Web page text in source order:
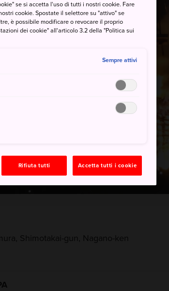
Shimotakai-gun, Nagano-ken
se si accetta l'uso di tutti i nostri cookie. Fare
cookie. Spostate il selettore su "attivo" se
è possibile modificare o revocare il proprio
dei cookie" all'articolo 3.2 della "Politica sui
Sempre attivi
Rifiuta tutti Accetta tutti i cookie